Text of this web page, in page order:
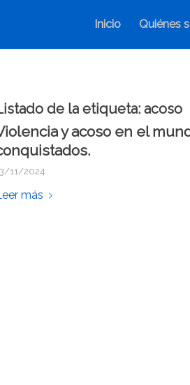
Inicio Quiénes
de la etiqueta: acoso
y acoso en el
11/2024
más